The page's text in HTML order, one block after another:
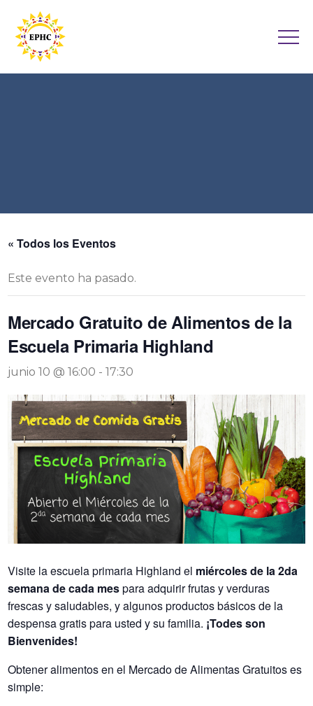
« Todos los Eventos
Este evento ha pasado.
Mercado Gratuito de Alimentos de la
Escuela Primaria Highland
junio 10 @ 16:00 -17:30
Visite la escuela primaria Highland el miércoles de la 2da
semana de cada mespara adquirir frutas y verduras
frescas y saludables, y algunos productos básicos de la
despensa gratis para usted y su familia. ¡Todes son
Bienvenides!
Obtener alimentos en el Mercado de Alimentas Gratuitos es
simple: